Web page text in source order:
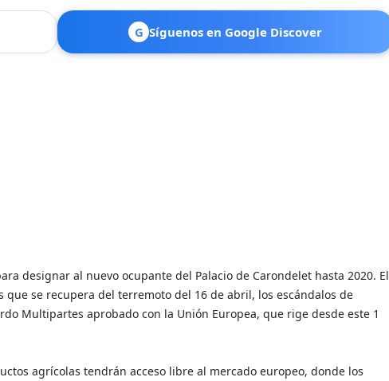
G Síguenos en Google Discover
designar al nuevo ocupante del Palacio de Carondelet hasta 2020. El
se recupera del terremoto del 16 de abril, los escándalos de
Multipartes aprobado con la Unión Europea, que rige desde este 1
agrícolas tendrán acceso libre al mercado europeo, donde los